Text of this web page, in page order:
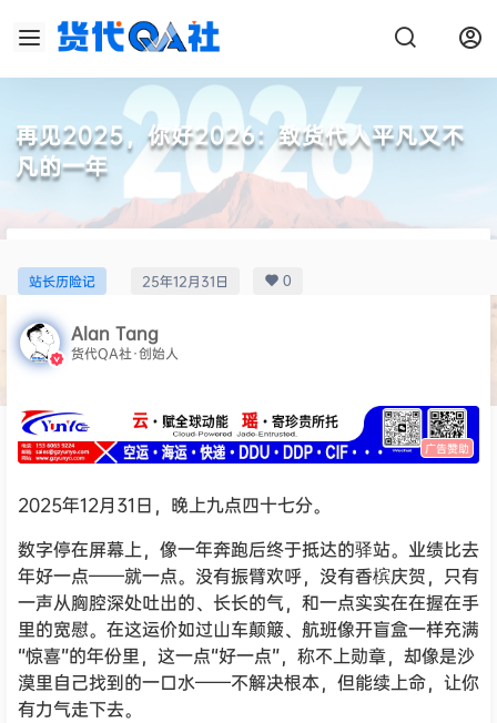
再见2025，你好2026：致货代人平凡又不
凡的一年
站长历险记 25年12月31日 0
Alan Tang
货代QA社·创始人
广告赞助
2025年12月31日，晚上九点四十七分。
数字停在屏幕上，像一年奔跑后终于抵达的驿站。业绩比去
年好一点——就一点。没有振臂欢呼，没有香槟庆贺，只有
一声从胸腔深处吐出的、长长的气，和一点实实在在握在手
里的宽慰。在这运价如过山车颠簸、航班像开盲盒一样充满
“惊喜”的年份里，这一点“好一点”，称不上勋章，却像是沙
漠里自己找到的一口水——不解决根本，但能续上命，让你
有力气走下去。